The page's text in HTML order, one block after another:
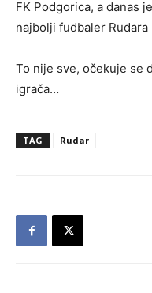
FK Podgorica, a danas
najbolji fudbaler
To nije sve, očekuje se
igrača…
TAG Rudar